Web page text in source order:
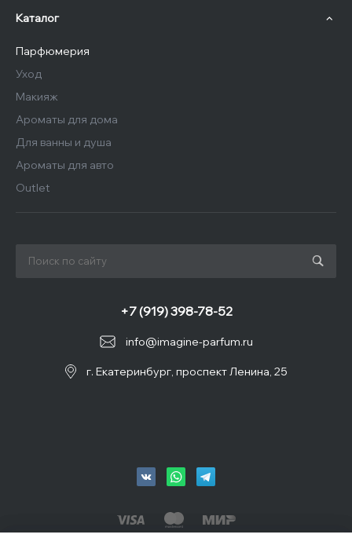
Каталог
Парфюмерия
Уход
Макияж
Ароматы для дома
Для ванны и душа
Ароматы для авто
Outlet
info@imagine-parfum.ru
+7 (919) 398-78-52
г. Екатеринбург, проспект Ленина, 25